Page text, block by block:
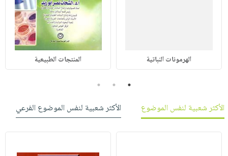
الهرمونات النباتية المنتجات الطبيعية
1
2
3
الأكثر شعبية لنفس الموضوع
الأكثر شعبية لنفس الموضوع الفرعي